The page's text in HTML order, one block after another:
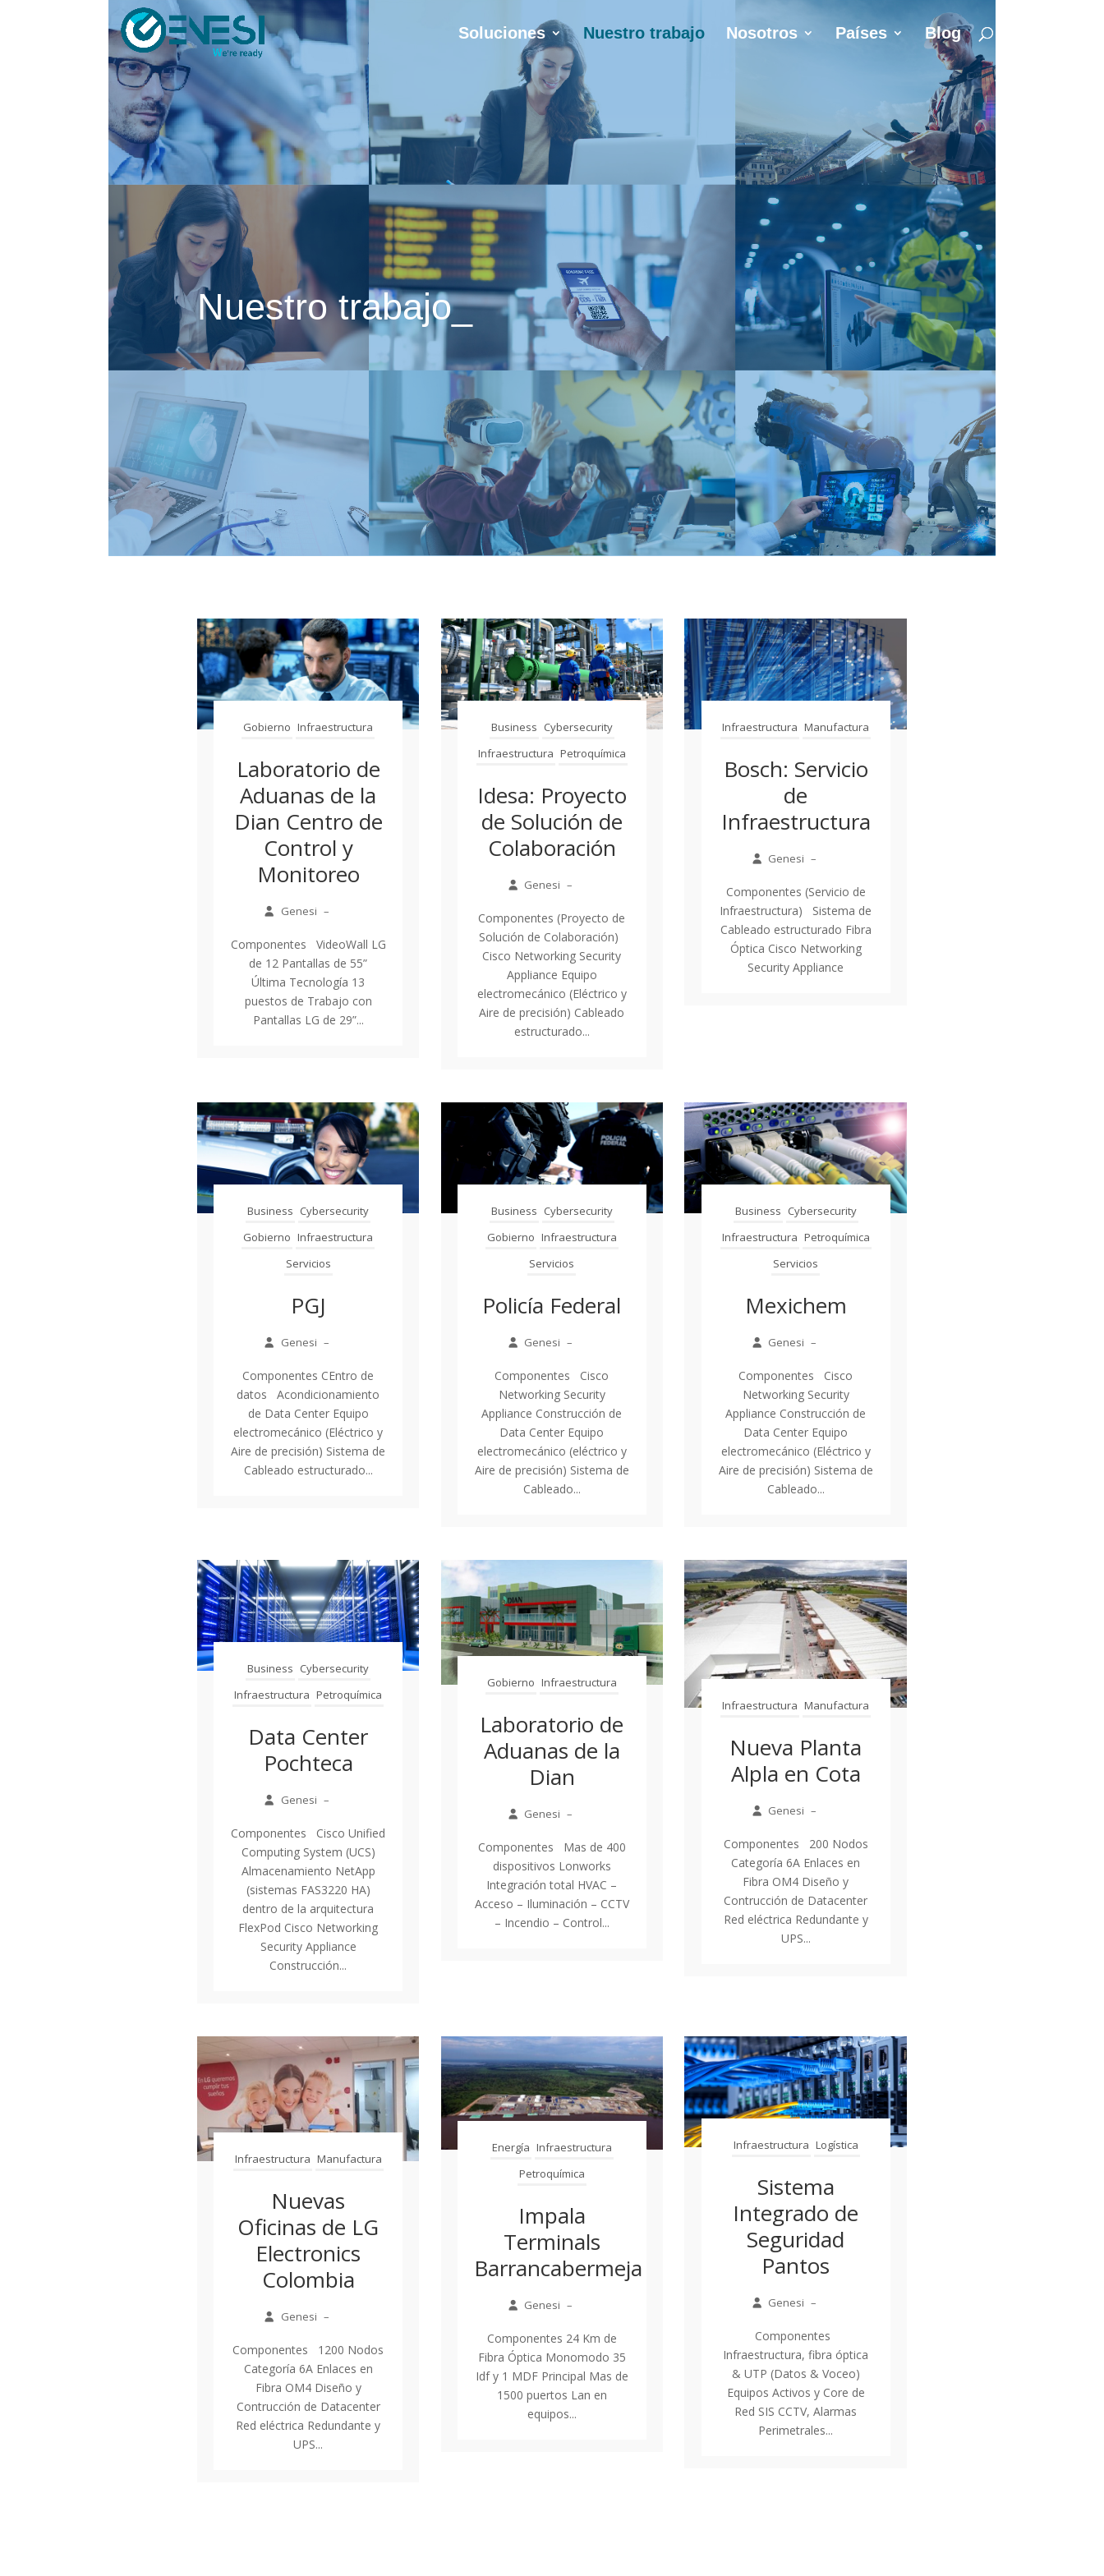
Soluciones Nuestro trabajo Nosotros Países Blog
Nuestro trabajo_
Gobierno Infraestructura
Laboratorio de
Aduanas de la
Dian Centro de
Control y
Monitoreo
Genesi –
Componentes VideoWall LG
de 12 Pantallas de 55”
Última Tecnología 13
puestos de Trabajo con
Pantallas LG de 29”...
Business Cybersecurity
Infraestructura Petroquímica
Idesa: Proyecto
de Solución de
Colaboración
Genesi –
Componentes (Proyecto de
Solución de Colaboración)
Cisco Networking Security
Appliance Equipo
electromecánico (Eléctrico y
Aire de precisión) Cableado
estructurado...
Infraestructura Manufactura
Bosch: Servicio
de
Infraestructura
Genesi –
Componentes (Servicio de
Infraestructura) Sistema de
Cableado estructurado Fibra
Óptica Cisco Networking
Security Appliance
Business Cybersecurity
Gobierno Infraestructura
Servicios
PGJ
Genesi –
Componentes CEntro de
datos Acondicionamiento
de Data Center Equipo
electromecánico (Eléctrico y
Aire de precisión) Sistema de
Cableado estructurado...
Business Cybersecurity
Gobierno Infraestructura
Servicios
Policía Federal
Genesi –
Componentes Cisco
Networking Security
Appliance Construcción de
Data Center Equipo
electromecánico (eléctrico y
Aire de precisión) Sistema de
Cableado...
Business Cybersecurity
Infraestructura Petroquímica
Servicios
Mexichem
Genesi –
Componentes Cisco
Networking Security
Appliance Construcción de
Data Center Equipo
electromecánico (Eléctrico y
Aire de precisión) Sistema de
Cableado...
Business Cybersecurity
Infraestructura Petroquímica
Data Center
Pochteca
Genesi –
Componentes Cisco Unified
Computing System (UCS)
Almacenamiento NetApp
(sistemas FAS3220 HA)
dentro de la arquitectura
FlexPod Cisco Networking
Security Appliance
Construcción...
Gobierno Infraestructura
Laboratorio de
Aduanas de la
Dian
Genesi –
Componentes Mas de 400
dispositivos Lonworks
Integración total HVAC –
Acceso – Iluminación – CCTV
– Incendio – Control...
Infraestructura Manufactura
Nueva Planta
Alpla en Cota
Genesi –
Componentes 200 Nodos
Categoría 6A Enlaces en
Fibra OM4 Diseño y
Contrucción de Datacenter
Red eléctrica Redundante y
UPS...
Infraestructura Manufactura
Nuevas
Oficinas de LG
Electronics
Colombia
Genesi –
Componentes 1200 Nodos
Categoría 6A Enlaces en
Fibra OM4 Diseño y
Contrucción de Datacenter
Red eléctrica Redundante y
UPS...
Energía Infraestructura
Petroquímica
Impala
Terminals
Barrancabermeja
Genesi –
Componentes 24 Km de
Fibra Óptica Monomodo 35
Idf y 1 MDF Principal Mas de
1500 puertos Lan en
equipos...
Infraestructura Logística
Sistema
Integrado de
Seguridad
Pantos
Genesi –
Componentes
Infraestructura, fibra óptica
& UTP (Datos & Voceo)
Equipos Activos y Core de
Red SIS CCTV, Alarmas
Perimetrales...